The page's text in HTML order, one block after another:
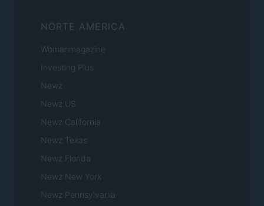
NORTE AMERICA
Womanmagazine
Investing Plus
Newz
Newz US
Newz California
Newz Texas
Newz Florida
Newz New York
Newz Pennsylvania